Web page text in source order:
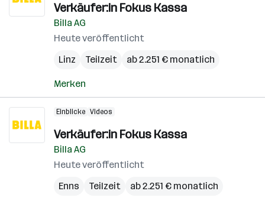
Verkäufer:in Fokus Kassa
Billa AG
Heute veröffentlicht
Linz
Teilzeit ab 2.251 € monatlich
Merken
Einblicke Videos
Verkäufer:in Fokus Kassa
Billa AG
Heute veröffentlicht
Enns
Teilzeit ab 2.251 € monatlich